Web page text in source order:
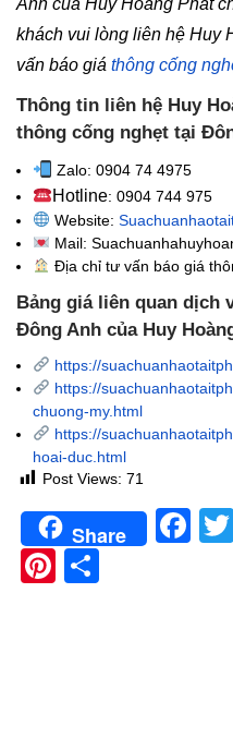
Anh của Huy Hoàng Phát
khách vui lòng liên hệ Huy
vấn báo giá thông cống
Thông tin liên hệ Huy
thông cống nghẹt tại
Zalo: 0904 74 4975
Hotline: 0904 744 975
Website:
Mail:
Địa chỉ tư vấn báo giá
Bảng giá liên quan dịch
Đông Anh của Huy
https://
https://
chuong-my.html
https://
hoai-duc.html
Post Views: 71
Share
Pinterest